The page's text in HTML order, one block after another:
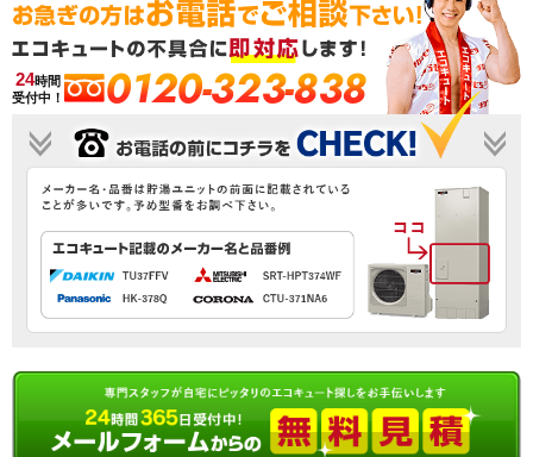
24時間
受付中！
0120-323-838